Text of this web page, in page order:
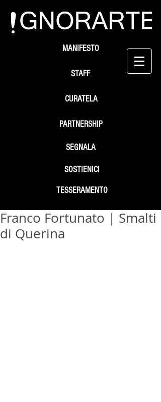
STAFF
SEGNALA
SOSTIENICI
MANIFESTO
PARTNERSHIP
TESSERAMENTO
CURATELA
Franco Fortunato | Smalti
di Querina